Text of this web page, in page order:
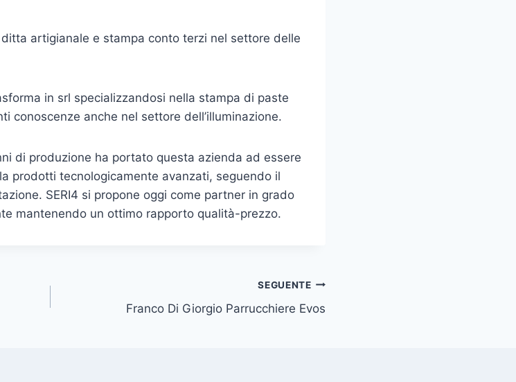
ditta artigianale e stampa conto terzi nel settore delle
in srl specializzandosi nella stampa di paste
conoscenze anche nel settore dell’illuminazione.
di produzione ha portato questa azienda ad essere
prodotti tecnologicamente avanzati, seguendo il
SERI4 si propone oggi come partner in grado
mantenendo un ottimo rapporto qualità-prezzo.
SEGUENTE
Franco Di Giorgio Parrucchiere Evos